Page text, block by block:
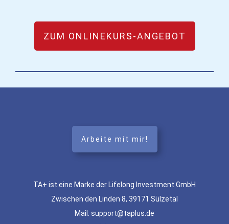
ZUM ONLINEKURS-ANGEBOT
Arbeite mit mir!
TA+ ist eine Marke der Lifelong Investment GmbH
Zwischen den Linden 8, 39171 Sülzetal
Mail: support@taplus.de